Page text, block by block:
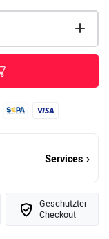
Services
Geschützter
Checkout